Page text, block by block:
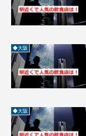
◆大阪
◆大阪